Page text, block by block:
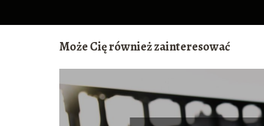
Może Cię również zainteresować